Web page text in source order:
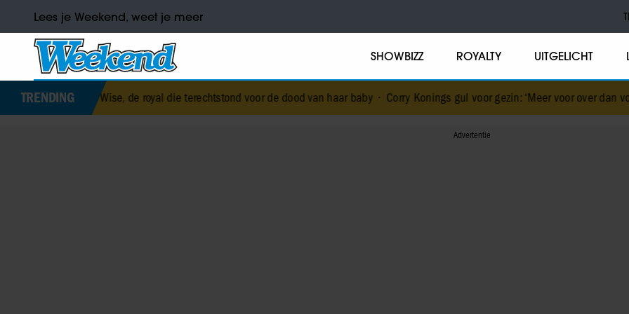
Lees je Weekend, weet je meer
SHOWBIZZ ROYALTY UITGELICHT
TRENDING
Wise, de royal die terechtstond voor de dood van haar baby•Corry Konings gul voor gezin: ‘Meer voor over dan voor mezelf’• De